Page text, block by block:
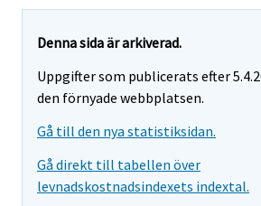
Denna sida är arkiverad.
Uppgifter som publicerats efter
den förnyade webbplatsen.
Gå till den nya statistiksidan.
Gå direkt till tabellen över
levnadskostnadsindexets indextal.